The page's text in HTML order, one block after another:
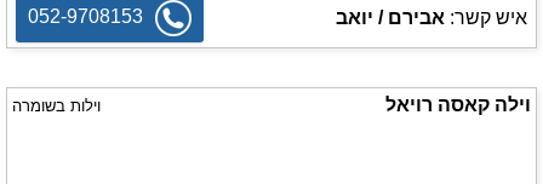
איש קשר: אבירם / יואב 052-9708153
וילה קאסה רויאל וילות בשומרה